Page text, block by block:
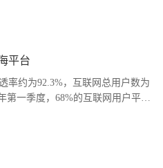
平台
率约为92.3%，互联网总用户数为
第一季度，68%的互联网用户平均